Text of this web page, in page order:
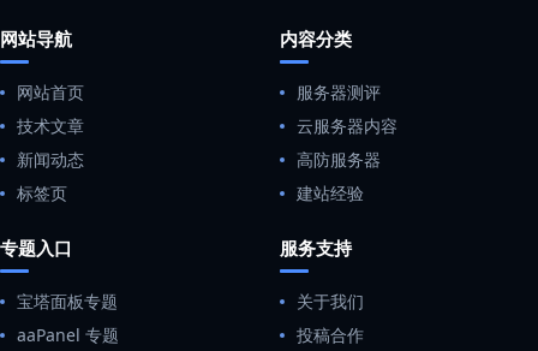
网站导航
网站首页
技术文章
新闻动态
标签页
内容分类
服务器测评
云服务器内容
高防服务器
建站经验
专题入口
宝塔面板专题
aaPanel 专题
服务支持
关于我们
投稿合作